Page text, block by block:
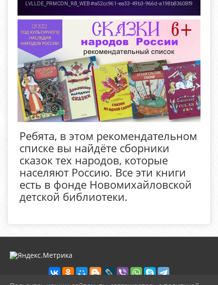
Ребята, в этом рекомендательном
списке вы найдёте сборники
сказок тех народов, которые
населяют Россию. Все эти книги
есть в фонде Новомихайловской
детской библиотеки.